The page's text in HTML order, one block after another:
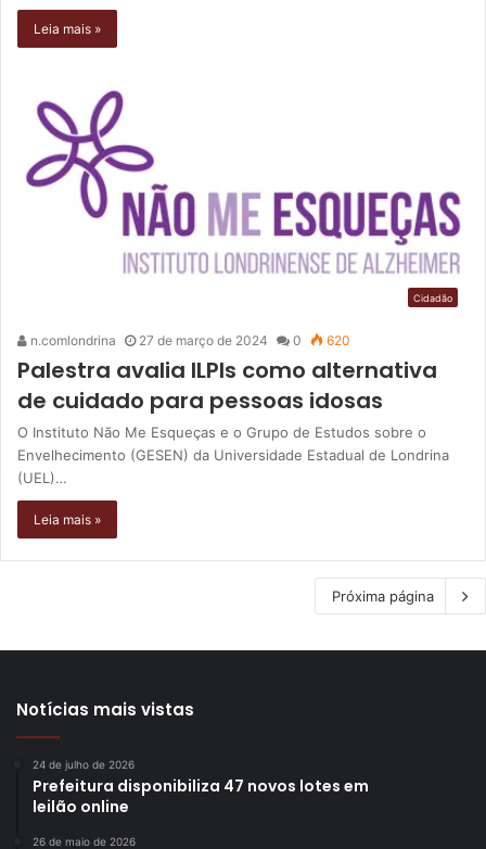
Leia mais »
Cidadão
n.comlondrina 27 de março de 2024 0 620
Palestra avalia ILPIs como alternativa
de cuidado para pessoas idosas
O Instituto Não Me Esqueças e o Grupo de Estudos sobre o
Envelhecimento (GESEN) da Universidade Estadual de Londrina
(UEL)…
Leia mais »
Próxima página
Notícias mais vistas
24 de julho de 2026
Prefeitura disponibiliza 47 novos lotes em
leilão online
26 de maio de 2026